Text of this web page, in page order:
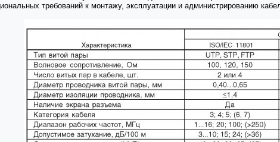
требований к монтажу, эксплуатации и администрированию